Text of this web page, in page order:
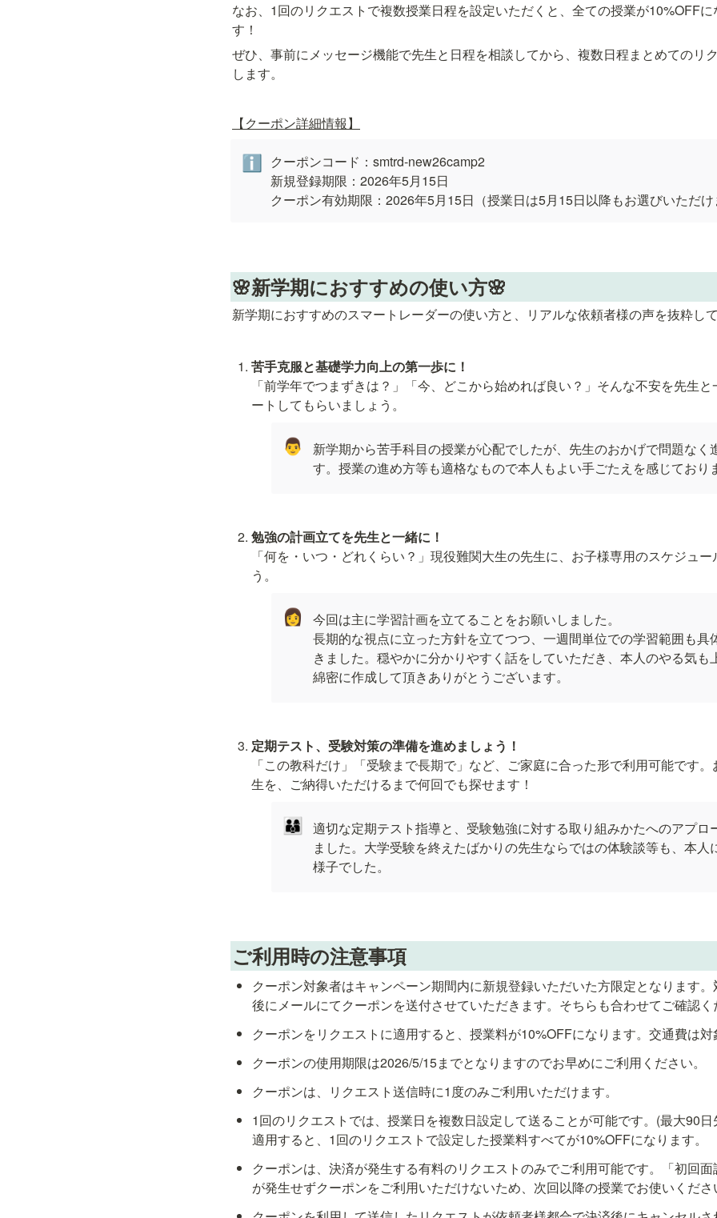
なお、1回のリクエストで複数授業日程を設定いただくと、全ての授業が10%OFF
す！
ぜひ、事前にメッセージ機能で先生と日程を相談してから、複数日程まとめてのリ
します。
【クーポン詳細情報】
ℹ️
クーポンコード：smtrd-new26camp2
新規登録期限：2026年5月15日
クーポン有効期限：2026年5月15日（授業日は5月15日以降もお選びいただ
🌸新学期におすすめの使い方🌸
新学期におすすめのスマートレーダーの使い方と、リアルな依頼者様の声を抜粋し
「前学年でつまずきは？」「今、どこから始めれば良い？」そんな不安を先生
ートしてもらいましょう。
👨
新学期から苦手科目の授業が心配でしたが、先生のおかげで問題なく
す。授業の進め方等も適格なもので本人もよい手ごたえを感じており
「何を・いつ・どれくらい？」現役難関大生の先生に、お子様専用のスケジュ
う。
👩
今回は主に学習計画を立てることをお願いしました。
長期的な視点に立った方針を立てつつ、一週間単位での学習範囲も具
きました。穏やかに分かりやすく話をしていただき、本人のやる気も
綿密に作成して頂きありがとうございます。
「この教科だけ」「受験まで長期で」など、ご家庭に合った形で利用可能です
生を、ご納得いただけるまで何回でも探せます！
👨‍👩‍👦
適切な定期テスト指導と、受験勉強に対する取り組みかたへのアプロ
ました。大学受験を終えたばかりの先生ならではの体験談等も、本人
様子でした。
ご利用時の注意事項
クーポン対象者はキャンペーン期間内に新規登録いただいた方限定となります
後にメールにてクーポンを送付させていただきます。そちらも合わせてご確認
クーポンをリクエストに適用すると、授業料が10%OFFになります。交通費は
クーポンの使用期限は2026/5/15までとなりますのでお早めにご利用ください。
クーポンは、リクエスト送信時に1度のみご利用いただけます。
1回のリクエストでは、授業日を複数日設定して送ることが可能です。(最大90
適用すると、1回のリクエストで設定した授業料すべてが10%OFFになります。
クーポンは、決済が発生する有料のリクエストのみでご利用可能です。「初回
が発生せずクーポンをご利用いただけないため、次回以降の授業でお使いくださ